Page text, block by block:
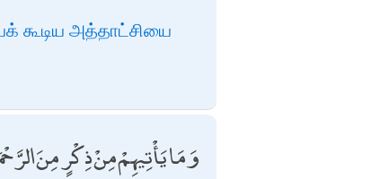
கூடிய அத்தாட்சியை
وَمَا يَأْتِيهِمْ مِنْ ذِكْرٍ مِنَ